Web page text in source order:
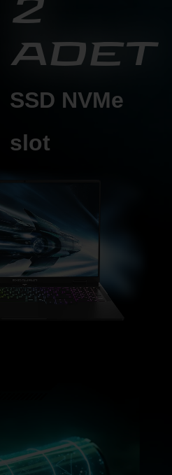
2
adet
SSD NVMe
slot